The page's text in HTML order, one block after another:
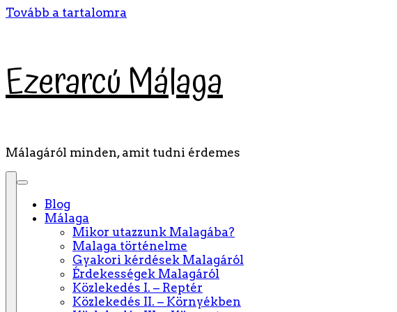
Tovább a tartalomra
Ezerarcú Málaga
Málagáról minden, amit tudni érdemes
Blog
Málaga
Mikor utazzunk Malagába?
Malaga történelme
Gyakori kérdések Malagáról
Érdekességek Malagáról
Közlekedés I. – Reptér
Közlekedés II. – Környékben